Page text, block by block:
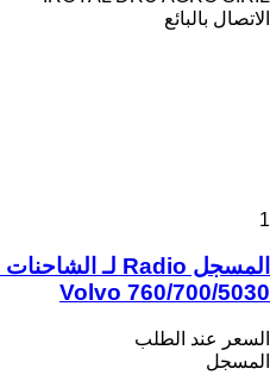
الاتصال بالبائع
1
Volvo 760/700/5030
السعر عند الطلب
المسجل